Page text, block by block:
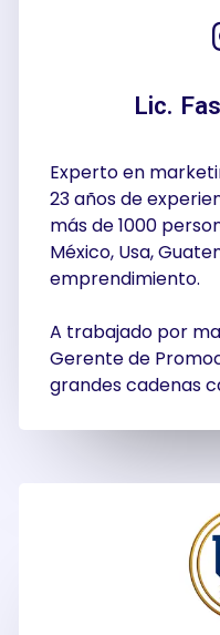
Lic.
Experto en
23 años de
más de 1000
México, Usa,
emprendimiento.
A trabajado por
Gerente de
grandes cadenas